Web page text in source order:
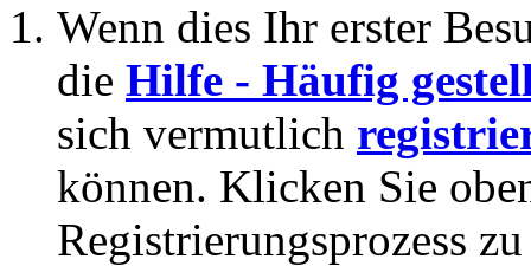
Wenn dies Ihr erster
die Hilfe - Häufig
sich vermutlich
können. Klicken Sie
Registrierungsprozess